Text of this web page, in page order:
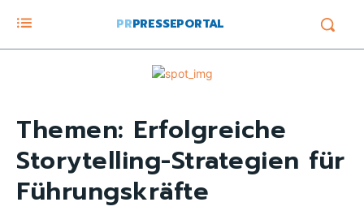
PRPRESSEPORTAL
Themen: Erfolgreiche
Storytelling-Strategien für
Führungskräfte